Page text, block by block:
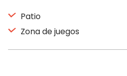
Patio
Zona de juegos